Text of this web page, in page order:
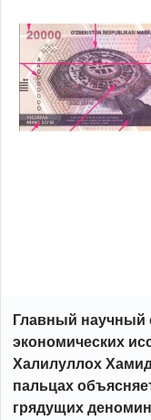
Главный научный
экономических
Халилуллох
пальцах
грядущих